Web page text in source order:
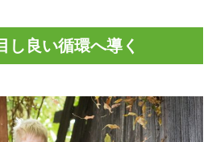
し良い循環へ導く